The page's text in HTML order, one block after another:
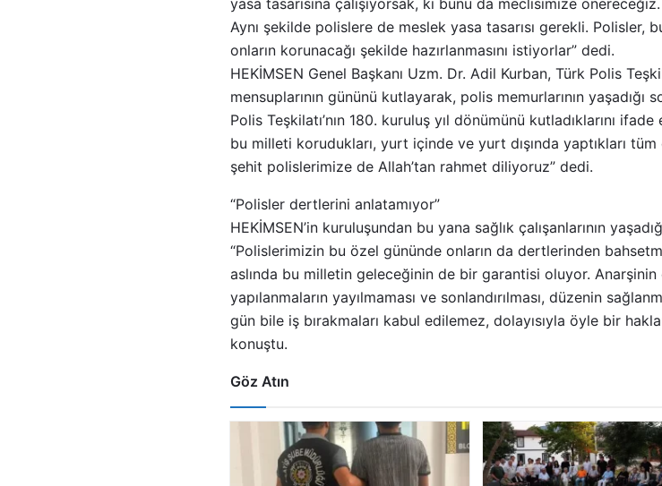
Aynı şekilde polislere de meslek yasa tasarısı gerekli. Polisler,
onların korunacağı şekilde hazırlanmasını istiyorlar” dedi.
HEKİMSEN Genel Başkanı Uzm. Dr. Adil Kurban, Türk Polis
mensuplarının gününü kutlayarak, polis memurlarının
Polis Teşkilatı’nın 180. kuruluş yıl dönümünü kutladıklarını
bu milleti korudukları, yurt içinde ve yurt dışında yaptıkları
şehit polislerimize de Allah’tan rahmet diliyoruz” dedi.
“Polisler dertlerini anlatamıyor”
HEKİMSEN’in kuruluşundan bu yana sağlık çalışanlarının
“Polislerimizin bu özel gününde onların da dertlerinden
aslında bu milletin geleceğinin de bir garantisi oluyor. Anarşinin
yapılanmaların yayılmaması ve sonlandırılması, düzenin
gün bile iş bırakmaları kabul edilemez, dolayısıyla öyle bir
konuştu.
Göz Atın